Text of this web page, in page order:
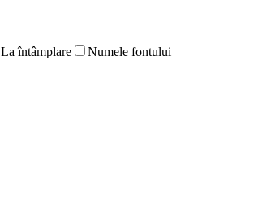
La întâmplare
Numele fontului